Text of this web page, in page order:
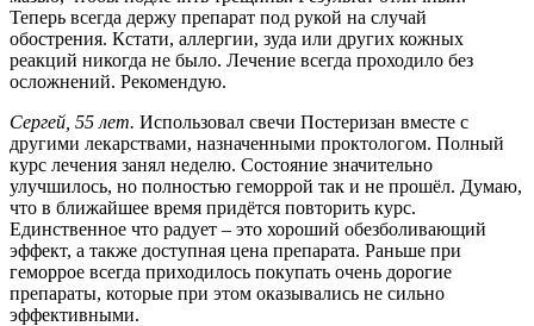
Теперь всегда держу препарат под рукой на случай
обострения. Кстати, аллергии, зуда или других кожных
реакций никогда не было. Лечение всегда проходило без
осложнений. Рекомендую.
Сергей, 55 лет. Использовал свечи Постеризан вместе с
другими лекарствами, назначенными проктологом. Полный
курс лечения занял неделю. Состояние значительно
улучшилось, но полностью геморрой так и не прошёл. Думаю,
что в ближайшее время придётся повторить курс.
Единственное что радует – это хороший обезболивающий
эффект, а также доступная цена препарата. Раньше при
геморрое всегда приходилось покупать очень дорогие
препараты, которые при этом оказывались не сильно
эффективными.